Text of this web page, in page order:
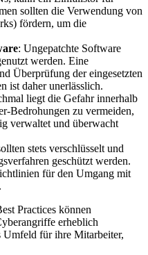
sollten die Verwendung von
fördern, um die
: Ungepatchte Software
werden. Eine
Überprüfung der eingesetzten
ist daher unerlässlich.
liegt die Gefahr innerhalb
Bedrohungen zu vermeiden,
verwaltet und überwacht
stets verschlüsselt und
geschützt werden.
für den Umgang mit
Practices können
erheblich
Umfeld für ihre Mitarbeiter,